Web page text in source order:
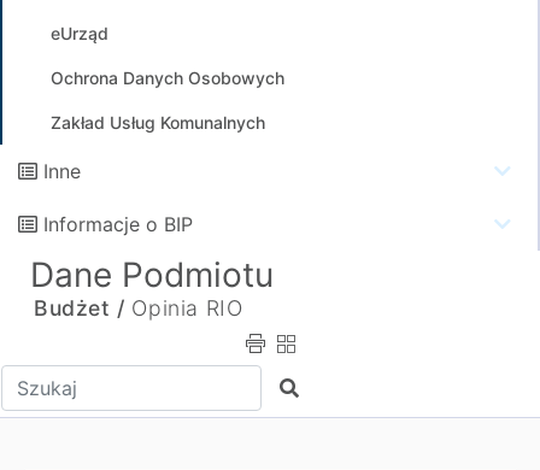
eUrząd
Ochrona Danych Osobowych
Zakład Usług Komunalnych
Inne
Informacje o BIP
Dane Podmiotu
Budżet / Opinia RIO
Wpisz tekst do wyszukania Szukaj